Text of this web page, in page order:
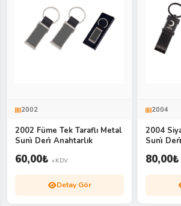
2002
2002 Füme Tek Taraflı Metal
Suni̇ Deri̇ Anahtarlık
60,00₺ +KDV
Detay Gör
2004
2004
Suni̇
80,00₺